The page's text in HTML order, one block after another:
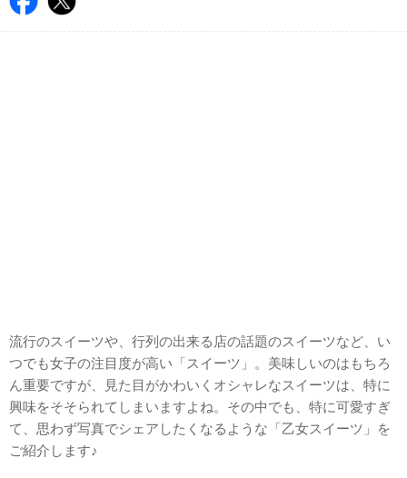
流行のスイーツや、行列の出来る店の話題のスイーツなど、い
つでも女子の注目度が高い「スイーツ」。美味しいのはもちろ
ん重要ですが、見た目がかわいくオシャレなスイーツは、特に
興味をそそられてしまいますよね。その中でも、特に可愛すぎ
て、思わず写真でシェアしたくなるような「乙女スイーツ」を
ご紹介します♪